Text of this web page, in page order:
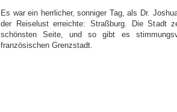
Es war ein herrlicher, sonniger Tag, als Dr.
der Reiselust erreichte: Straßburg. Die Stadt
schönsten Seite, und so gibt es
französischen Grenzstadt.